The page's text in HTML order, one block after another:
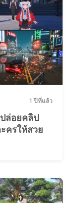
1 ปีที่แล้ว
ปล่อยคลิป
ครให้สวย